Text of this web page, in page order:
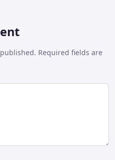
Required fields are